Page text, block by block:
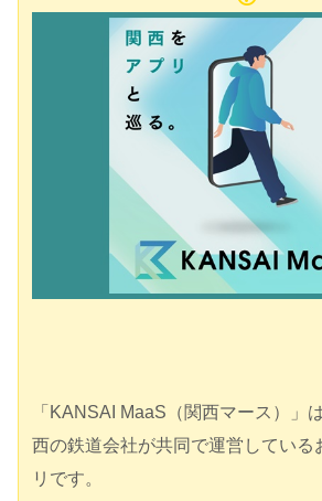
「KANSAI MaaS（関西マース）」
西の鉄道会社が共同で運営している
リです。